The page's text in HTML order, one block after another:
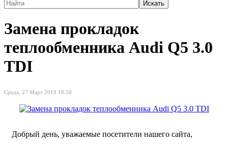
Замена прокладок
теплообменника Audi Q5 3.0
TDI
Среда, 27 Март 2019 18:50
Добрый день, уважаемые посетители нашего сайта,